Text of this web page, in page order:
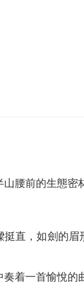
腰前的生態密
直，如劍的眉
着一首愉悅的